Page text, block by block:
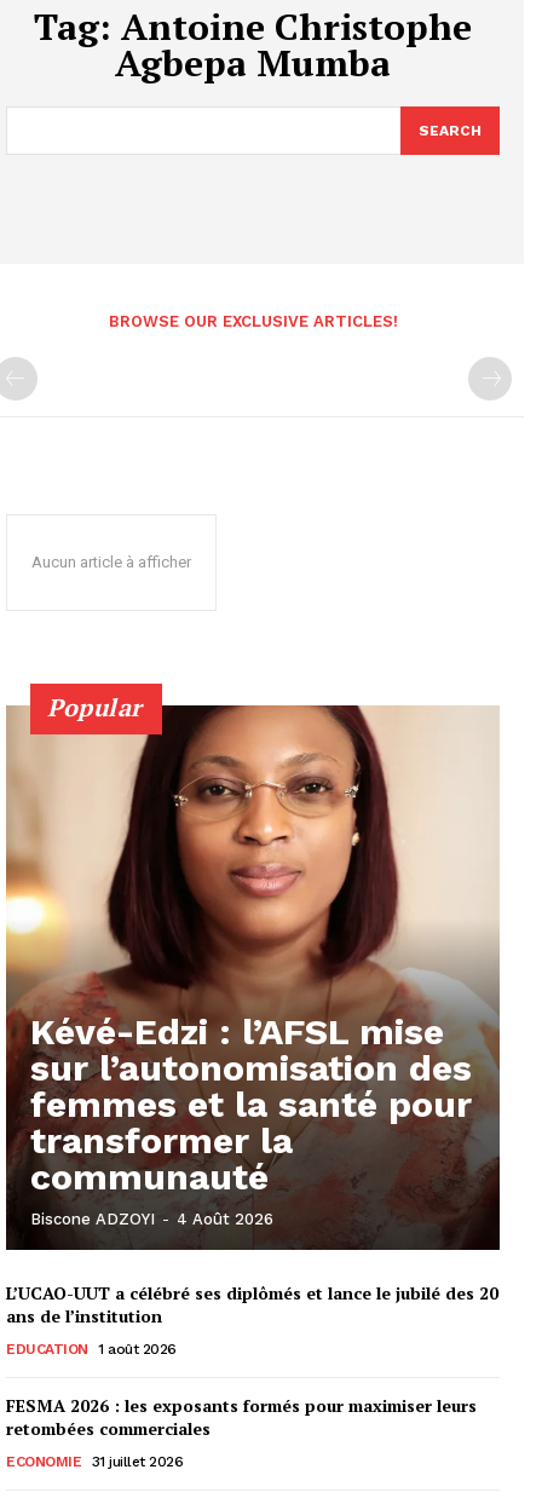
Tag: Antoine Christophe
Agbepa Mumba
SEARCH
BROWSE OUR EXCLUSIVE ARTICLES!
Aucun article à afficher
Popular
Kévé-Edzi : l’AFSL mise
sur l’autonomisation des
femmes et la santé pour
transformer la
communauté
Biscone ADZOYI - 4 Août 2026
L’UCAO-UUT a célébré ses diplômés et lance le jubilé des 20
ans de l’institution
EDUCATION 1 août 2026
FESMA 2026 : les exposants formés pour maximiser leurs
retombées commerciales
ECONOMIE 31 juillet 2026